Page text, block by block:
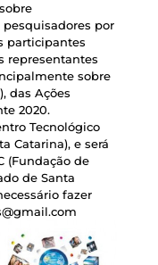
por
participantes
representantes
sobre
das Ações
2020.
Tecnológico
Catarina), e será
(Fundação de
de Santa
fazer